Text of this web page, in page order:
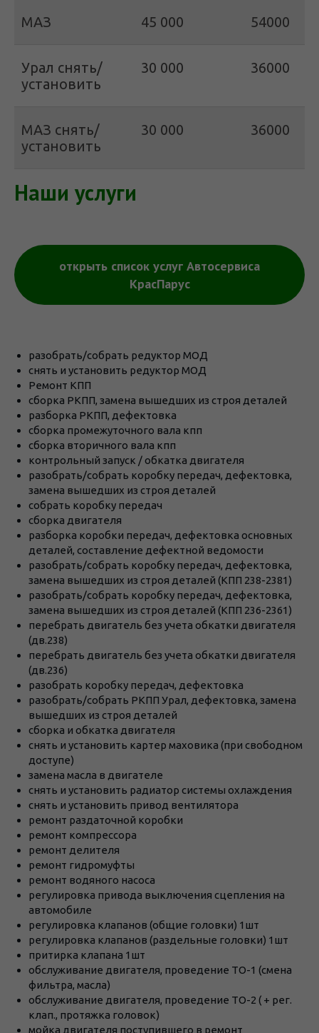
МАЗ 45 000 54000
Урал снять/
установить
30 000 36000
МАЗ снять/
установить
30 000 36000
Наши услуги
открыть список услуг Автосервиса
КрасПарус
разобрать/собрать редуктор МОД
снять и установить редуктор МОД
Ремонт КПП
сборка РКПП, замена вышедших из строя деталей
разборка РКПП, дефектовка
сборка промежуточного вала кпп
сборка вторичного вала кпп
контрольный запуск / обкатка двигателя
разобрать/собрать коробку передач, дефектовка,
замена вышедших из строя деталей
собрать коробку передач
сборка двигателя
разборка коробки передач, дефектовка основных
деталей, составление дефектной ведомости
разобрать/собрать коробку передач, дефектовка,
замена вышедших из строя деталей (КПП 238-2381)
разобрать/собрать коробку передач, дефектовка,
замена вышедших из строя деталей (КПП 236-2361)
перебрать двигатель без учета обкатки двигателя
(дв.238)
перебрать двигатель без учета обкатки двигателя
(дв.236)
разобрать коробку передач, дефектовка
разобрать/собрать РКПП Урал, дефектовка, замена
вышедших из строя деталей
сборка и обкатка двигателя
снять и установить картер маховика (при свободном
доступе)
замена масла в двигателе
снять и установить радиатор системы охлаждения
снять и установить привод вентилятора
ремонт раздаточной коробки
ремонт компрессора
ремонт делителя
ремонт гидромуфты
ремонт водяного насоса
регулировка привода выключения сцепления на
автомобиле
регулировка клапанов (общие головки) 1шт
регулировка клапанов (раздельные головки) 1шт
притирка клапана 1шт
обслуживание двигателя, проведение ТО-1 (смена
фильтра, масла)
обслуживание двигателя, проведение ТО-2 ( + рег.
клап., протяжка головок)
мойка двигателя поступившего в ремонт